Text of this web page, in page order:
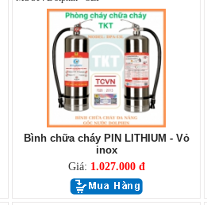
Bình chữa cháy PIN LITHIUM - Vỏ
inox
Giá: 1.027.000 đ